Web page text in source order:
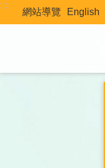
跳到主要內容區塊
:::
網站導覽 English